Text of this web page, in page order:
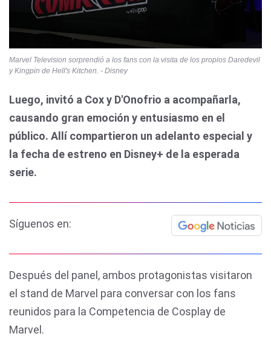
Marvel Television sorprendió a los fans con la visita de los propios Daredevil
y Kingpin de Hell's Kitchen. - Disney
Luego, invitó a Cox y D'Onofrio a acompañarla,
causando gran emoción y entusiasmo en el
público. Allí compartieron un adelanto especial y
la fecha de estreno en Disney+ de la esperada
serie.
Síguenos en:
Después del panel, ambos protagonistas visitaron
el stand de Marvel para conversar con los fans
reunidos para la Competencia de Cosplay de
Marvel.